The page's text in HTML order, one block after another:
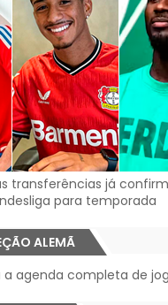
transferências já
para temporada
ALEMÃ
agenda completa de